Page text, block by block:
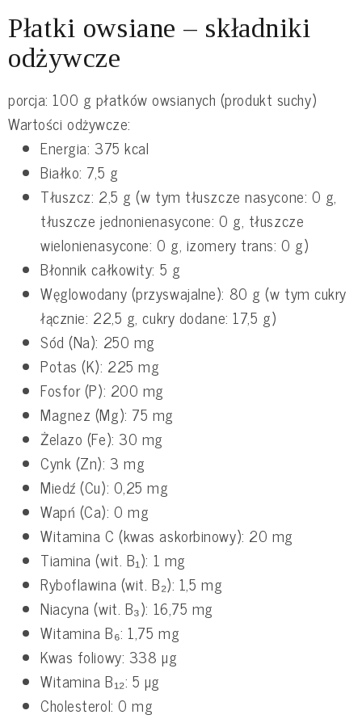
Płatki owsiane – składniki
odżywcze
porcja: 100 g płatków owsianych (produkt suchy)
Wartości odżywcze:
Energia: 375 kcal
Białko: 7,5 g
Tłuszcz: 2,5 g (w tym tłuszcze nasycone: 0 g,
tłuszcze jednonienasycone: 0 g, tłuszcze
wielonienasycone: 0 g, izomery trans: 0 g)
Błonnik całkowity: 5 g
Węglowodany (przyswajalne): 80 g (w tym cukry
łącznie: 22,5 g, cukry dodane: 17,5 g)
Sód (Na): 250 mg
Potas (K): 225 mg
Fosfor (P): 200 mg
Magnez (Mg): 75 mg
Żelazo (Fe): 30 mg
Cynk (Zn): 3 mg
Miedź (Cu): 0,25 mg
Wapń (Ca): 0 mg
Witamina C (kwas askorbinowy): 20 mg
Tiamina (wit. B₁): 1 mg
Ryboflawina (wit. B₂): 1,5 mg
Niacyna (wit. B₃): 16,75 mg
Witamina B₆: 1,75 mg
Kwas foliowy: 338 µg
Witamina B₁₂: 5 µg
Cholesterol: 0 mg